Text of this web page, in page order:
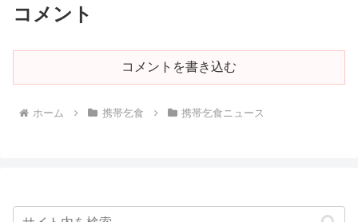
コメント
コメントを書き込む
ホーム 携帯乞食 携帯乞食ニュース